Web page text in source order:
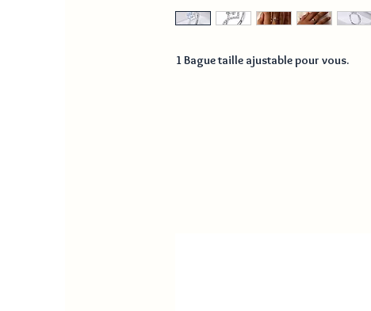
1 Bague taille ajustable pour vous.